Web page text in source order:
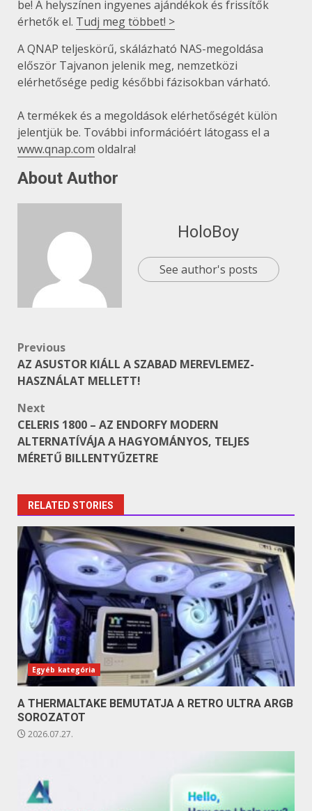
be! A helyszínen ingyenes ajándékok és frissítők
érhetők el. Tudj meg többet! >
A QNAP teljeskörű, skálázható NAS-megoldása
először Tajvanon jelenik meg, nemzetközi
elérhetősége pedig későbbi fázisokban várható.
A termékek és a megoldások elérhetőségét külön
jelentjük be. További információért látogass el a
www.qnap.com oldalra!
About Author
HoloBoy
See author's posts
Post
navigation
Previous
AZ ASUSTOR KIÁLL A SZABAD MEREVLEMEZ-
HASZNÁLAT MELLETT!
Next
CELERIS 1800 – AZ ENDORFY MODERN
ALTERNATÍVÁJA A HAGYOMÁNYOS, TELJES
MÉRETŰ BILLENTYŰZETRE
RELATED STORIES
Egyéb kategória
A THERMALTAKE BEMUTATJA A RETRO ULTRA ARGB
SOROZATOT
2026.07.27.